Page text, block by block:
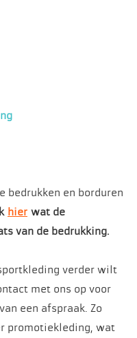
bedrukken en borduren
hier wat de
van de bedrukking.
verder wilt
met ons op voor
een afspraak. Zo
promotiekleding, wat